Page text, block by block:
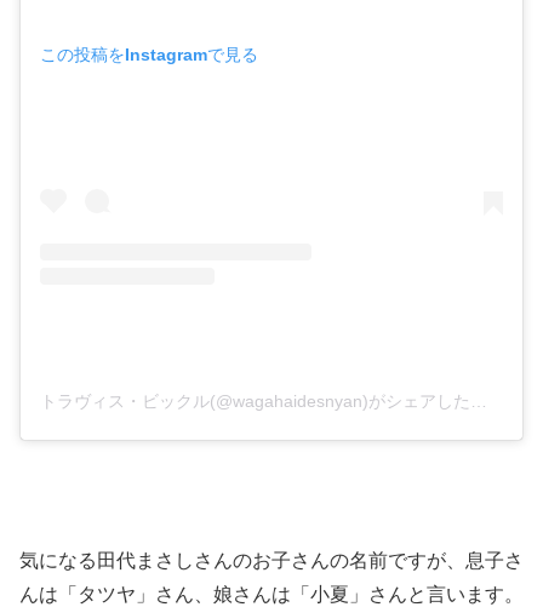
この投稿をInstagramで見る
トラヴィス・ビックル(@wagahaidesnyan)がシェアした投稿
気になる田代まさしさんのお子さんの名前ですが、息子さ
んは「タツヤ」さん、娘さんは「小夏」さんと言います。